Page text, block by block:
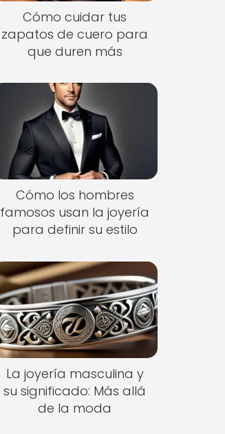
Cómo cuidar tus
zapatos de cuero para
que duren más
Cómo los hombres
famosos usan la joyería
para definir su estilo
La joyería masculina y
su significado: Más allá
de la moda